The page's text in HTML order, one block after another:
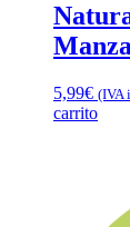
5,99€ (IVA
carrito